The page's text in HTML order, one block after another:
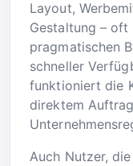
Layout,
Gestaltung – oft
pragmatischen
schneller
funktioniert die
direktem
Auch Nutzer,